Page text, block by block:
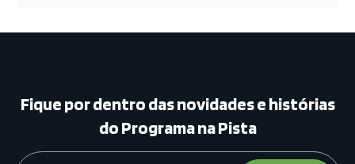
Reclamar Tanto'. Ao
Presidente Dos EUA É
'egoman
Fique por dentro das novidades e histórias
do Programa na Pista